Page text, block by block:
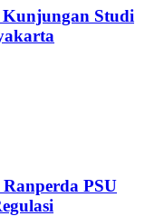
Kunjungan Studi
PSU